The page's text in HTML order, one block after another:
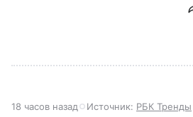
18 часов назад Источник: РБК Тренды